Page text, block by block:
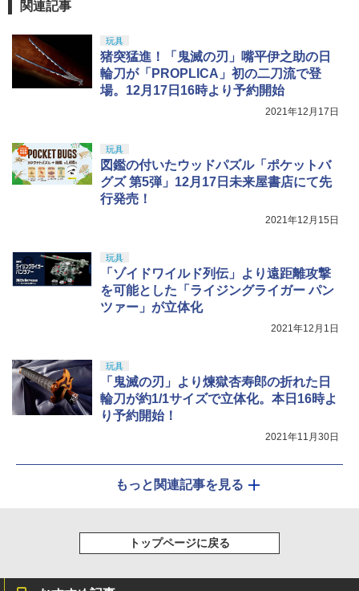
￥9,609
5
TAILOR JAPAN ハンドガンケース ハン
ドガンポーチ ガンケース ソフト サバゲ
ー ハンドガン ケース ポーチ サバイバル
ゲーム 装備 サバゲー装備 マガジン収納
￥3,498
5
【POP MART 公式ストア】THE MONS
TERS Big into Energy シリーズ ぬいぐ
るみペンダント 【1ピース】 エナジーラ
ブブ labubu ラブブ らぶぶ ポップマー
￥2,750
5
ニオンフラッグカスタム 1/144スケール
色分け済みプラモデル
￥1,800
5
5
(Bタイプ)
￥499
関連記事
玩具
猪突猛進！「鬼滅の刃」嘴平伊之助の日
輪刀が「PROPLICA」初の二刀流で登
場。12月17日16時より予約開始
2021年12月17日
玩具
図鑑の付いたウッドパズル「ポケットバ
グズ 第5弾」12月17日未来屋書店にて先
行発売！
2021年12月15日
玩具
「ゾイドワイルド列伝」より遠距離攻撃
を可能とした「ライジングライガー パン
ツァー」が立体化
2021年12月1日
玩具
「鬼滅の刃」より煉獄杏寿郎の折れた日
輪刀が約1/1サイズで立体化。本日16時よ
り予約開始！
2021年11月30日
もっと関連記事を見る
トップページに戻る